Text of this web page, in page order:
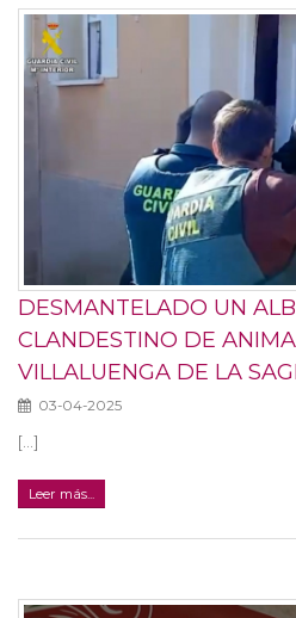
DESMANTELADO UN
CLANDESTINO DE
VILLALUENGA DE LA
03-04-2025
[...]
Leer más...